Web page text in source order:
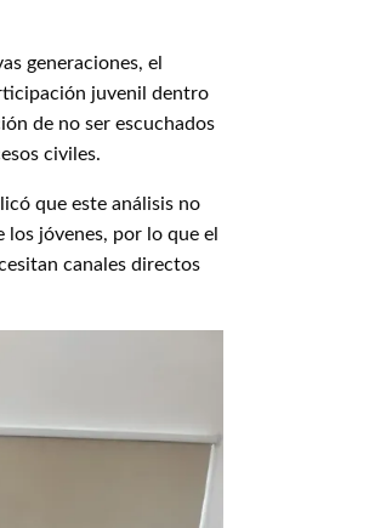
generaciones, el
juvenil dentro
de no ser escuchados
civiles.
que este análisis no
jóvenes, por lo que el
canales directos